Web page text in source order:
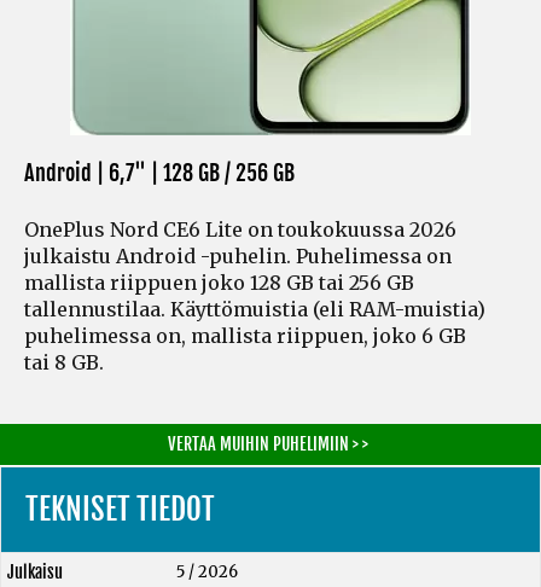
Android | 6,7" | 128 GB / 256 GB
OnePlus Nord CE6 Lite on toukokuussa 2026
julkaistu Android -puhelin. Puhelimessa on
mallista riippuen joko 128 GB tai 256 GB
tallennustilaa. Käyttömuistia (eli RAM-muistia)
puhelimessa on, mallista riippuen, joko 6 GB
tai 8 GB.
VERTAA MUIHIN PUHELIMIIN > >
TEKNISET TIEDOT
Julkaisu
5 / 2026